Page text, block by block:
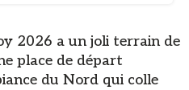
2026 a un joli terrain de
place de départ
du Nord qui colle